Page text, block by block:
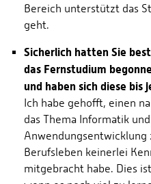
Bereich unterstützt das
geht.
Sicherlich hatten Sie
das Fernstudium
und haben sich diese
Ich habe gehofft, einen
das Thema Informatik
Anwendungsentwicklung
Berufsleben keinerlei
mitgebracht habe. Dies